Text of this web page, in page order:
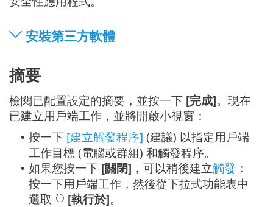
安裝第三方軟體
摘要
檢閱已配置設定的摘要，並按一下 [完成]。現在
已建立用戶端工作，並將開啟小視窗：
• 按一下 [建立觸發程序] (建議) 以指定用戶端
工作目標 (電腦或群組) 和觸發程序。
• 如果您按一下 [關閉] ，可以稍後建立觸發 ：
按一下用戶端工作，然後從下拉式功能表中
選取
[執行於]。